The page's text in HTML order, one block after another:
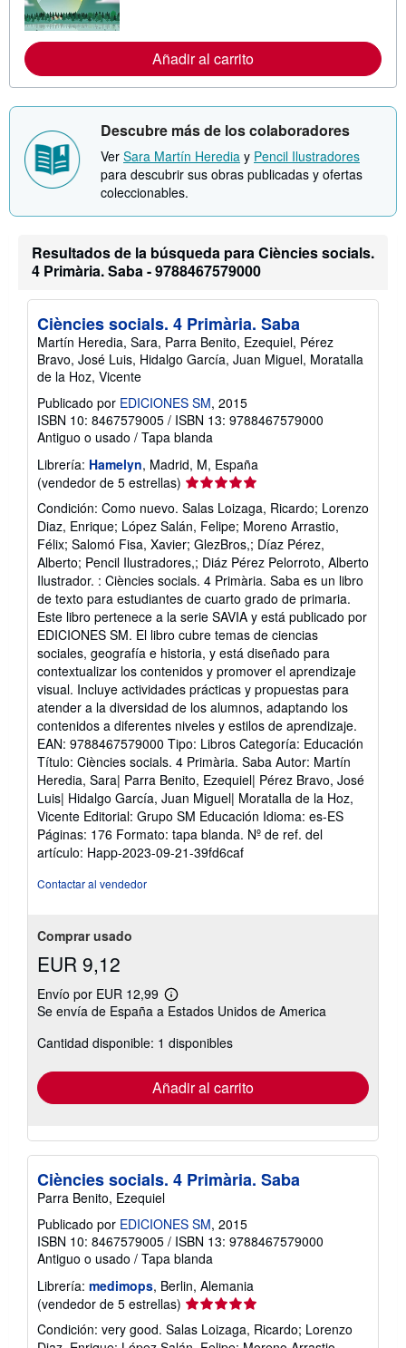
o
a
i
n
o
b
l
t
i
a
s
d
e
í
Añadir al carrito
Descubre más de los colaboradores
Ver Sara Martín Heredia y Pencil Ilustradores
para descubrir sus obras publicadas y ofertas
coleccionables.
Resultados de la búsqueda para Ciències socials.
4 Primària. Saba - 9788467579000
Ciències socials. 4 Primària. Saba
Martín Heredia, Sara, Parra Benito, Ezequiel, Pérez
Bravo, José Luis, Hidalgo García, Juan Miguel, Moratalla
de la Hoz, Vicente
Publicado por EDICIONES SM, 2015
ISBN 10: 8467579005 / ISBN 13: 9788467579000
Antiguo o usado / Tapa blanda
Librería: Hamelyn, Madrid, M, España
(vendedor de 5 estrellas) Calificación
del
vendedor:
5
de
5
estrellas
Condición: Como nuevo. Salas Loizaga, Ricardo; Lorenzo
Diaz, Enrique; López Salán, Felipe; Moreno Arrastio,
Félix; Salomó Fisa, Xavier; GlezBros,; Díaz Pérez,
Alberto; Pencil Ilustradores,; Diáz Pérez Pelorroto, Alberto
Ilustrador. : Ciències socials. 4 Primària. Saba es un libro
de texto para estudiantes de cuarto grado de primaria.
Este libro pertenece a la serie SAVIA y está publicado por
EDICIONES SM. El libro cubre temas de ciencias
sociales, geografía e historia, y está diseñado para
contextualizar los contenidos y promover el aprendizaje
visual. Incluye actividades prácticas y propuestas para
atender a la diversidad de los alumnos, adaptando los
contenidos a diferentes niveles y estilos de aprendizaje.
EAN: 9788467579000 Tipo: Libros Categoría: Educación
Título: Ciències socials. 4 Primària. Saba Autor: Martín
Heredia, Sara| Parra Benito, Ezequiel| Pérez Bravo, José
Luis| Hidalgo García, Juan Miguel| Moratalla de la Hoz,
Vicente Editorial: Grupo SM Educación Idioma: es-ES
Páginas: 176 Formato: tapa blanda. Nº de ref. del
artículo: Happ-2023-09-21-39fd6caf
Contactar al vendedor
Comprar usado
EUR 9,12
Envío por EUR 12,99
Más
información
las
tarifas
envío
Se envía de España a Estados Unidos de America
Cantidad disponible: 1 disponibles
Añadir al carrito
Ciències socials. 4 Primària. Saba
Parra Benito, Ezequiel
Publicado por EDICIONES SM, 2015
ISBN 10: 8467579005 / ISBN 13: 9788467579000
Antiguo o usado / Tapa blanda
Librería: medimops, Berlin, Alemania
(vendedor de 5 estrellas) Calificación
vendedor:
Condición: very good. Salas Loizaga, Ricardo; Lorenzo